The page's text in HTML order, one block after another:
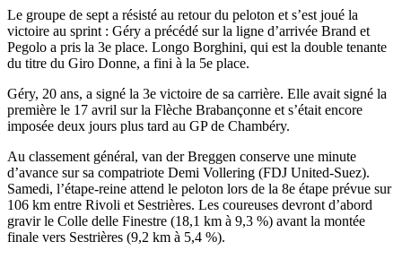
Le groupe de sept a résisté au retour du peloton et s’est joué la
victoire au sprint : Géry a précédé sur la ligne d’arrivée Brand et
Pegolo a pris la 3e place. Longo Borghini, qui est la double tenante
du titre du Giro Donne, a fini à la 5e place.
Géry, 20 ans, a signé la 3e victoire de sa carrière. Elle avait signé la
première le 17 avril sur la Flèche Brabançonne et s’était encore
imposée deux jours plus tard au GP de Chambéry.
Au classement général, van der Breggen conserve une minute
d’avance sur sa compatriote Demi Vollering (FDJ United-Suez).
Samedi, l’étape-reine attend le peloton lors de la 8e étape prévue sur
106 km entre Rivoli et Sestrières. Les coureuses devront d’abord
gravir le Colle delle Finestre (18,1 km à 9,3 %) avant la montée
finale vers Sestrières (9,2 km à 5,4 %).